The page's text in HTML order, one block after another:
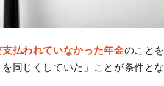
払われていなかった年金のこと
同じくしていた」ことが条件とな